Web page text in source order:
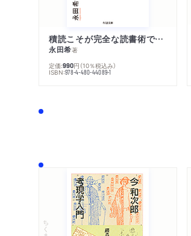
積読こそが完全な読書術である
永田希著
定価:990円 （10％税込み）
ISBN:978-4-480-44089-1
ちくま文庫